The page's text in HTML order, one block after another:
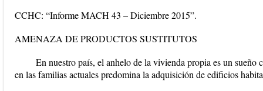
CCHC: “Informe MACH 43 – Diciembre 2015”.
AMENAZA DE PRODUCTOS SUSTITUTOS
En nuestro país, el anhelo de la vivienda propia es un
en las familias actuales predomina la adquisición de edificios